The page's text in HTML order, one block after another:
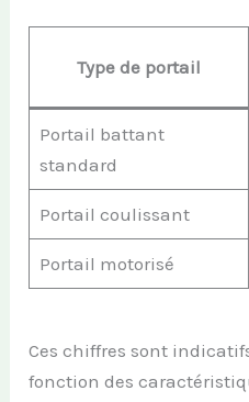
Type de portail
Portail battant
standard
Portail coulissant
Portail motorisé
Ces chiffres sont
fonction des